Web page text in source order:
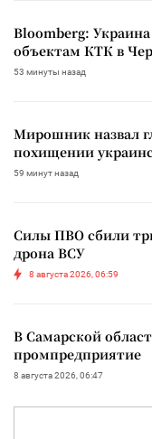
Bloomberg:
объектам КТК в
53 минуты назад
Мирошник назвал
похищении
59 минут назад
Силы ПВО сбили
дрона ВСУ
8 августа 2026, 06:59
В Самарской
промпредприятие
8 августа 2026, 06:47